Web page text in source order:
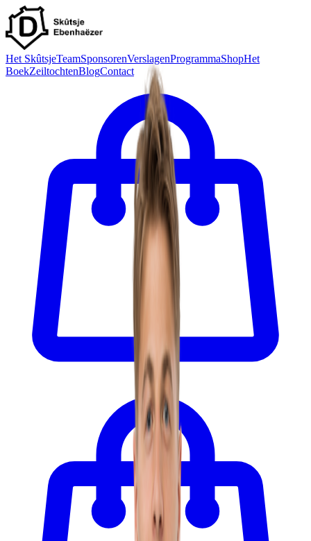
Het SkûtsjeTeamSponsorenVerslagenProgrammaShopHet
BoekZeiltochtenBlogContact